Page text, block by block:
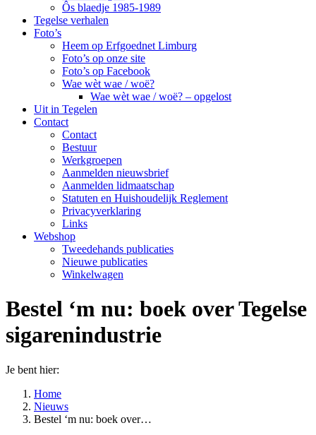
Ôs blaedje 1985-1989
Tegelse verhalen
Foto’s
Heem op Erfgoednet Limburg
Foto’s op onze site
Foto’s op Facebook
Wae wèt wae / woë?
Wae wèt wae / woë? – opgelost
Uit in Tegelen
Contact
Contact
Bestuur
Werkgroepen
Aanmelden nieuwsbrief
Aanmelden lidmaatschap
Statuten en Huishoudelijk Reglement
Privacyverklaring
Links
Webshop
Tweedehands publicaties
Nieuwe publicaties
Winkelwagen
Bestel ‘m nu: boek over Tegelse
sigarenindustrie
Je bent hier:
Home
Nieuws
Bestel ‘m nu: boek over…